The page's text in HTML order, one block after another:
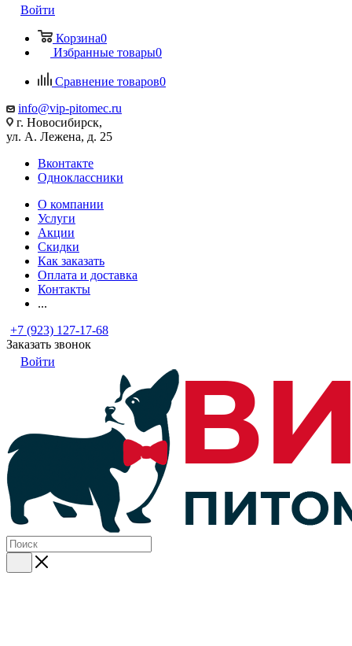
Войти
Корзина0
Избранные товары0
Сравнение товаров0
info@vip-pitomec.ru
г. Новосибирск,
ул. А. Лежена, д. 25
Вконтакте
Одноклассники
О компании
Услуги
Акции
Скидки
Как заказать
Оплата и доставка
Контакты
...
+7 (923) 127-17-68
Заказать звонок
Войти